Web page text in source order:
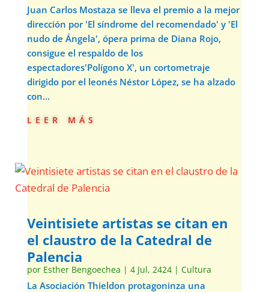
Juan Carlos Mostaza se lleva el premio a la mejor
dirección por 'El síndrome del recomendado' y 'El
nudo de Ángela', ópera prima de Diana Rojo,
consigue el respaldo de los
espectadores'Polígono X', un cortometraje
dirigido por el leonés Néstor López, se ha alzado
con...
leer más
Veintisiete artistas se citan en
el claustro de la Catedral de
Palencia
por Esther Bengoechea | 4 Jul, 2424| Cultura
La Asociación Thieldon protagoninza una